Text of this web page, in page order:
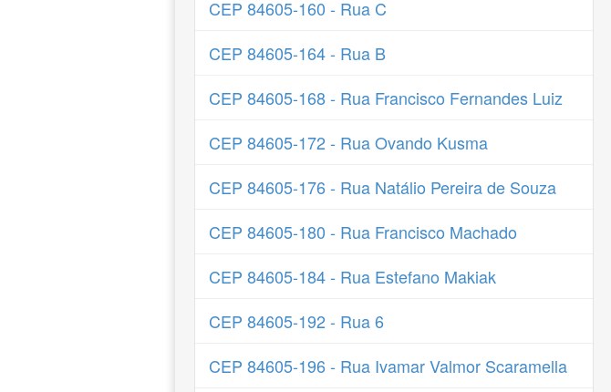
CEP 84605-160 - Rua C
CEP 84605-164 - Rua B
CEP 84605-168 - Rua Francisco Fernandes Luiz
CEP 84605-172 - Rua Ovando Kusma
CEP 84605-176 - Rua Natálio Pereira de Souza
CEP 84605-180 - Rua Francisco Machado
CEP 84605-184 - Rua Estefano Makiak
CEP 84605-192 - Rua 6
CEP 84605-196 - Rua Ivamar Valmor Scaramella